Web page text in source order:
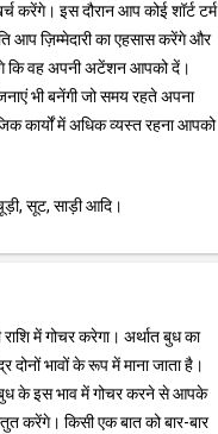
करेंगे। इस दौरान आप कोई शॉर्ट टर्म
आप ज़िम्मेदारी का एहसास करेंगे और
कि वह अपनी अटेंशन आपको दें।
भी बनेंगी जो समय रहते अपना
कार्यों में अधिक व्यस्त रहना आपको
सूट, साड़ी आदि।
में गोचर करेगा। अर्थात बुध का
भावों के रूप में माना जाता है।
बुध के इस भाव में गोचर करने से आपके
करेंगे। किसी एक बात को बार-बार